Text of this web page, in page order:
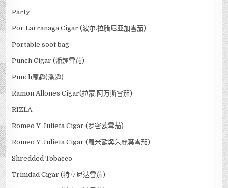
Party
Por Larranaga Cigar (波尔.拉腊尼亚加雪茄)
Portable soot bag
Punch Cigar (潘趣雪茄)
Punch龐趣(潘趣)
Ramon Allones Cigar(拉蒙.阿万斯雪茄)
RIZLA
Romeo Y Julieta Cigar (罗密欧雪茄)
Romeo Y Julieta Cigar (羅米歐與朱麗葉雪茄)
Shredded Tobacco
Trinidad Cigar (特立尼达雪茄)